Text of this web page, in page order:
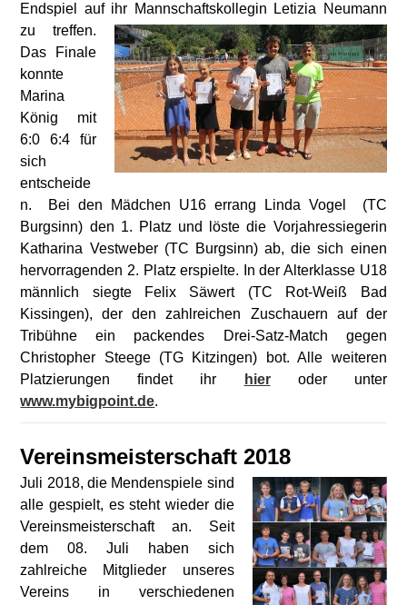
Endspiel auf ihr Mannschaftskollegin Letizia Neumann
zu treffen.
Das Finale
konnte
Marina
König mit
6:0 6:4 für
sich
entscheide
n. Bei den Mädchen U16 errang Linda Vogel (TC
Burgsinn) den 1. Platz und löste die Vorjahressiegerin
Katharina Vestweber (TC Burgsinn) ab, die sich einen
hervorragenden 2. Platz erspielte. In der Alterklasse U18
männlich siegte Felix Säwert (TC Rot-Weiß Bad
Kissingen), der den zahlreichen Zuschauern auf der
Tribühne ein packendes Drei-Satz-Match gegen
Christopher Steege (TG Kitzingen) bot. Alle weiteren
Platzierungen findet ihr
hieroder unter
www.mybigpoint.de.
Vereinsmeisterschaft 2018
Juli 2018, die Mendenspiele sind
alle gespielt, es steht wieder die
Vereinsmeisterschaft an. Seit
dem 08. Juli haben sich
zahlreiche Mitglieder unseres
Vereins in verschiedenen